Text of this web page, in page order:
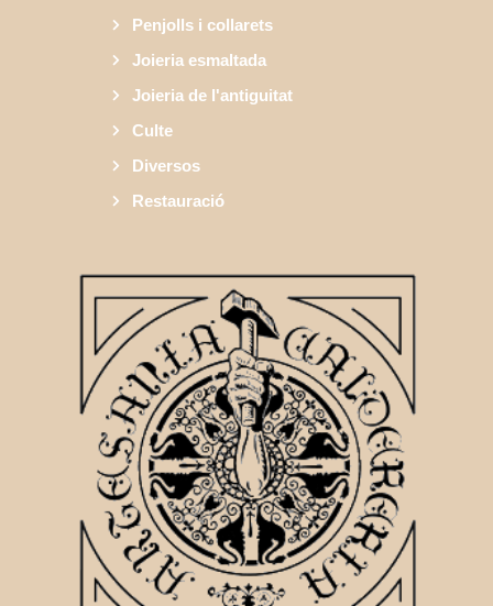
Penjolls i collarets
Joieria esmaltada
Joieria de l'antiguitat
Culte
Diversos
Restauració